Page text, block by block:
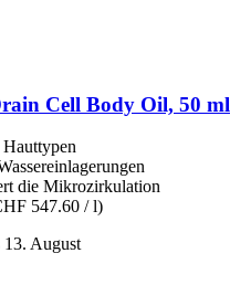
Cell Body Oil, 50 ml
die Mikrozirkulation
547.60 / l)
August